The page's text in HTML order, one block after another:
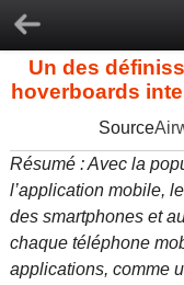
Un des
hoverboards
Source
Résumé : Avec la
l’application mobile,
des smartphones et
chaque téléphone
applications, comme